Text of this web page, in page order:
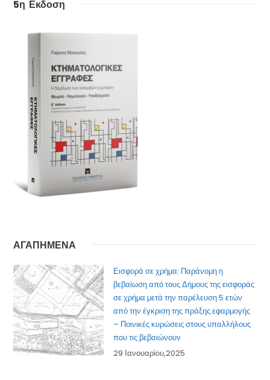
5η Εκδοση
ΑΓΑΠΗΜΕΝΑ
Εισφορά σε χρήμα: Παράνομη η
βεβαίωση από τους Δήμους της εισφοράς
σε χρήμα μετά την παρέλευση 5 ετών
από την έγκριση της πράξης εφαρμογής
– Ποινικές κυρώσεις στους υπαλλήλους
που τις βεβαιώνουν
29 Ιανουαρίου,2025